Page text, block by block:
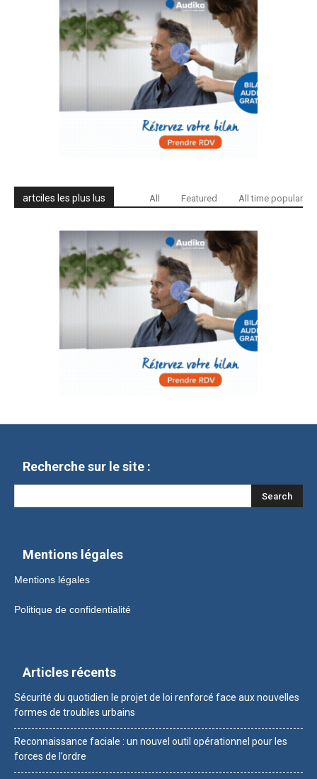
artciles les plus lus All Featured All time popular
Recherche sur le site :
Mentions légales
Mentions légales
Politique de confidentialité
Articles récents
Sécurité du quotidien le projet de loi renforcé face aux nouvelles
formes de troubles urbains
Reconnaissance faciale : un nouvel outil opérationnel pour les
forces de l’ordre